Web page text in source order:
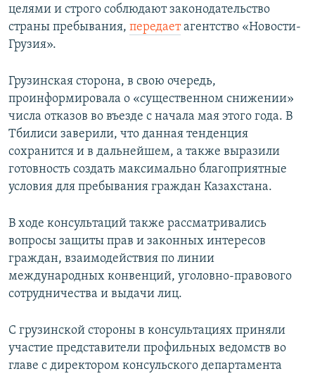
целями и строго соблюдают законодательство
страны пребывания, передаетагентство «Новости-
Грузия».
Грузинская сторона, в свою очередь,
проинформировала о «существенном снижении»
числа отказов во въезде с начала мая этого года. В
Тбилиси заверили, что данная тенденция
сохранится и в дальнейшем, а также выразили
готовность создать максимально благоприятные
условия для пребывания граждан Казахстана.
В ходе консультаций также рассматривались
вопросы защиты прав и законных интересов
граждан, взаимодействия по линии
международных конвенций, уголовно-правового
сотрудничества и выдачи лиц.
С грузинской стороны в консультациях приняли
участие представители профильных ведомств во
главе с директором консульского департамента